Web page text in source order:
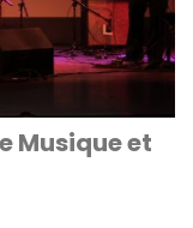
Musique et